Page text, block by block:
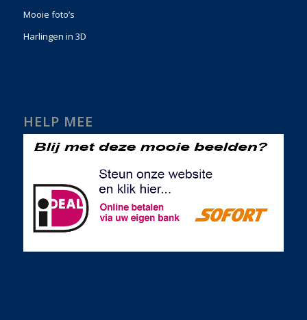
Mooie foto’s
Harlingen in 3D
HELP MEE